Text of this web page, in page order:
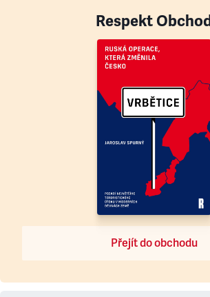
Respekt Obchod
Přejít do obchodu